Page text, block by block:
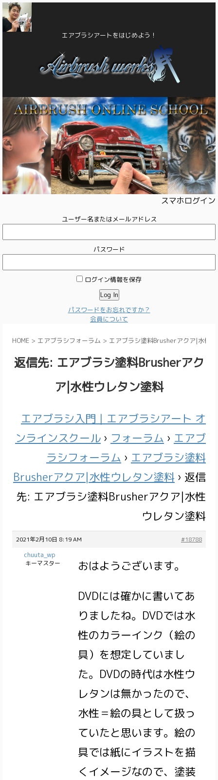
エアブラシアートをはじめよう！
スマホログイン
ユーザー名またはメールアドレス
パスワード
ログイン情報を保存
パスワードをお忘れですか？
会員について
HOME > エアブラシフォーラム > エアブラシ塗料Brusherアクア|水性
返信先: エアブラシ塗料Brusherアク
ア|水性ウレタン塗料
エアブラシ入門｜エアブラシアート オ
ンラインスクール › フォーラム › エアブ
ラシフォーラム › エアブラシ塗料
Brusherアクア|水性ウレタン塗料 › 返信
先: エアブラシ塗料Brusherアクア|水性
ウレタン塗料
2021年2月10日 8:19 AM #18788
chuuta_wp
キーマスター
おはようございます。
DVDには確かに書いてあ
りましたね。DVDでは水
性のカラーインク（絵の
具）を想定していまし
た。DVDの時代は水性ウ
レタンは無かったので、
水性＝絵の具として扱っ
ていたと思います。絵の
具では紙にイラストを描
くイメージなので、塗装